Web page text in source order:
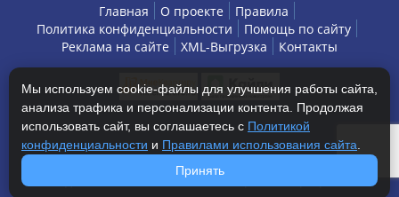
Главная О проекте
Правила
Политика конфиденциальности
Помощь по сайту
Реклама на сайте
XML-Выгрузка Контакты
Copyright © 2013-2026 БизнесАренда - коммерческая
недвижимость, г. Москва. Все права защищены.
Мы используем cookie-файлы для улучшения работы сайта,
анализа трафика и персонализации контента. Продолжая
использовать сайт, вы соглашаетесь с Политикой
конфиденциальности и Правилами использования сайта
Принять